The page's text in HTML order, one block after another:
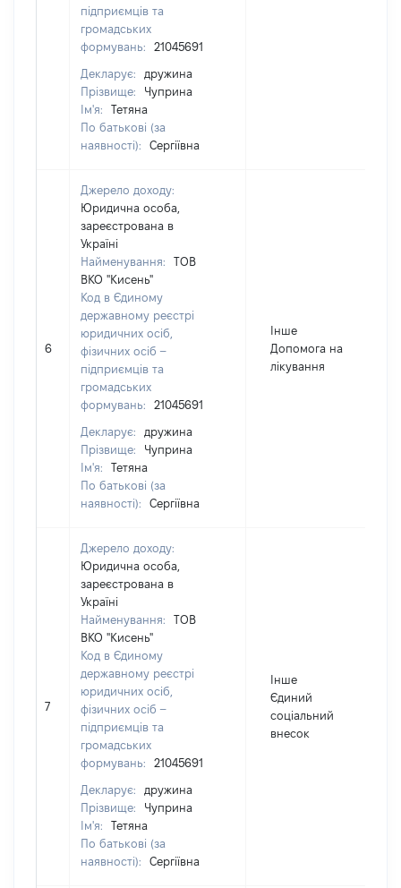
підприємців та
громадських
формувань:
21045691
Декларує:
дружина
Прізвище:
Чуприна
Ім'я:
Тетяна
По батькові (за
наявності):
Сергіївна
6
Джерело доходу:
Юридична особа,
зареєстрована в
Україні
Найменування:
ТОВ
ВКО "Кисень"
Код в Єдиному
державному реєстрі
юридичних осіб,
фізичних осіб –
підприємців та
громадських
формувань:
21045691
Декларує:
дружина
Прізвище:
Чуприна
Ім'я:
Тетяна
По батькові (за
наявності):
Сергіївна
Інше
Допомога на
лікування
7
Джерело доходу:
Юридична особа,
зареєстрована в
Україні
Найменування:
ТОВ
ВКО "Кисень"
Код в Єдиному
державному реєстрі
юридичних осіб,
фізичних осіб –
підприємців та
громадських
формувань:
21045691
Декларує:
дружина
Прізвище:
Чуприна
Ім'я:
Тетяна
По батькові (за
наявності):
Сергіївна
Інше
Єдиний
соціальний
внесок